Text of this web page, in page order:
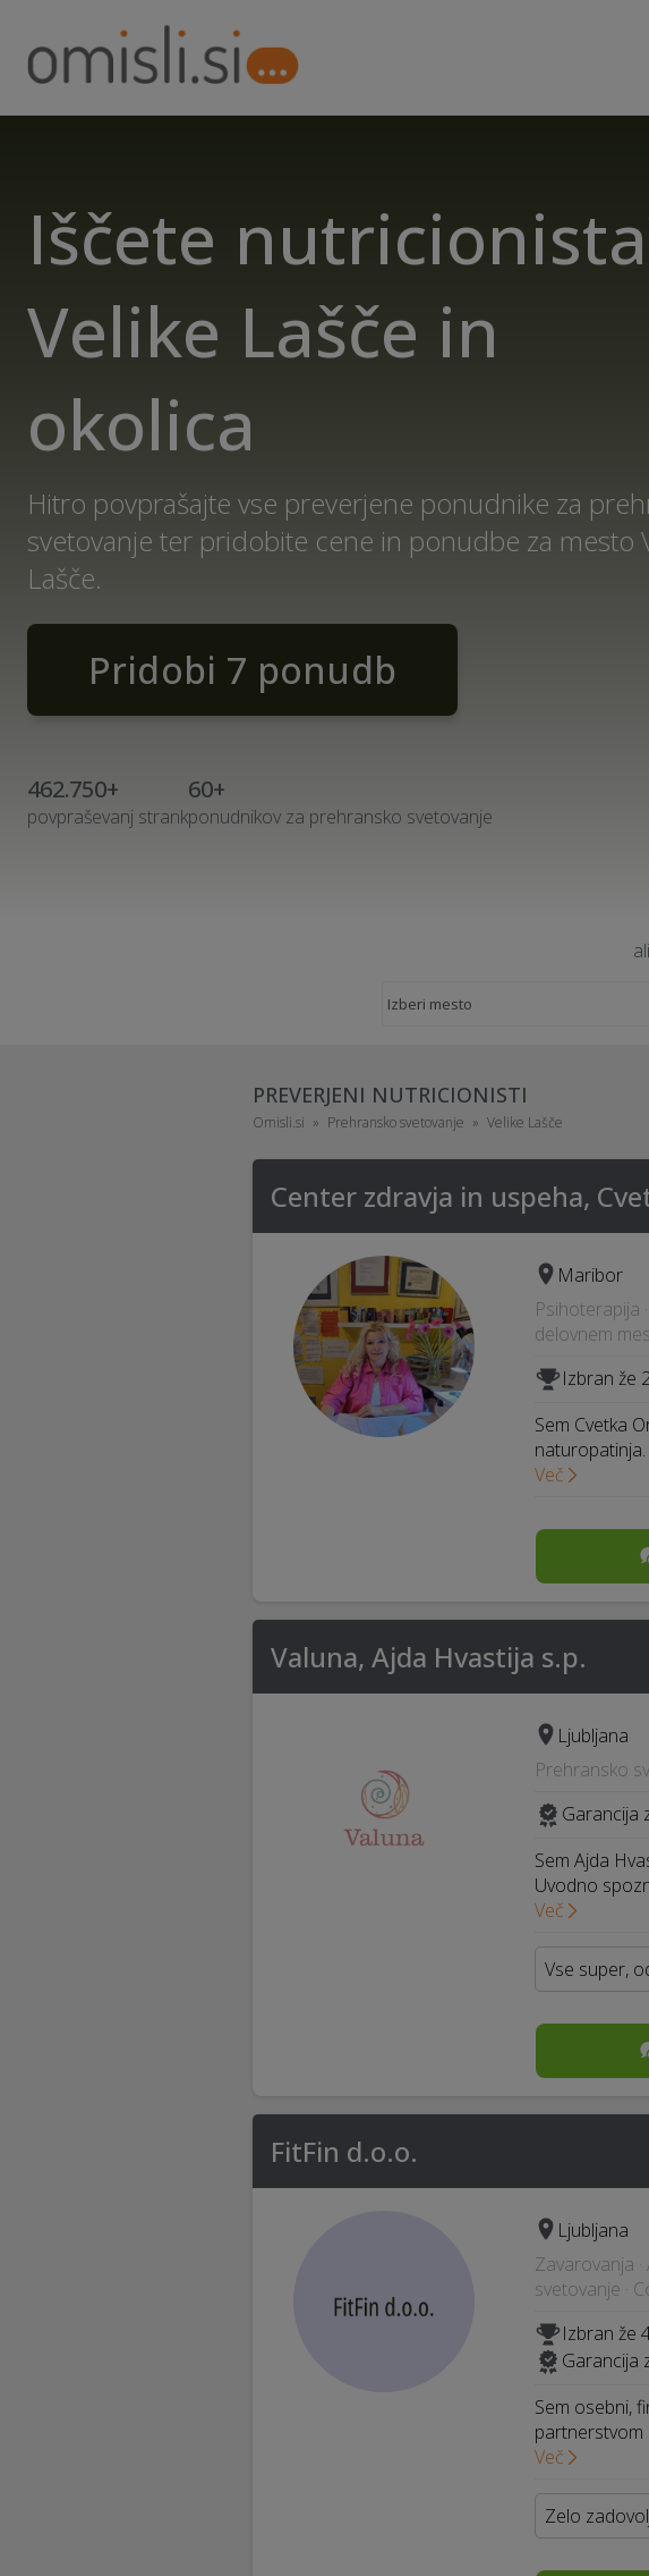
Iščete
Velike Lašče in
okolica
Hitro povprašajte vse preverjene ponudnike za
svetovanje ter pridobite cene in ponudbe za mesto
Lašče.
Pridobi 7 ponudb
462.750+
povpraševanj strank
60+
ponudnikov za prehransko svetovanje
PREVERJENI NUTRICIONISTI
Omisli.si Prehransko svetovanje Velike Lašče
Center zdravja in uspeha,
Maribor
Psihoterapija
delovnem
Izbran že
Sem Cvetka
Več
Valuna, Ajda Hvastija s.p.
Ljubljana
Prehransko
Garancija
Sem Ajda
Uvodno
Več
Vse super,
FitFin d.o.o.
Ljubljana
Zavarovanja
svetovanje ·
Izbran že
Garancija
Sem osebni,
partnerstvom
Več
Zelo